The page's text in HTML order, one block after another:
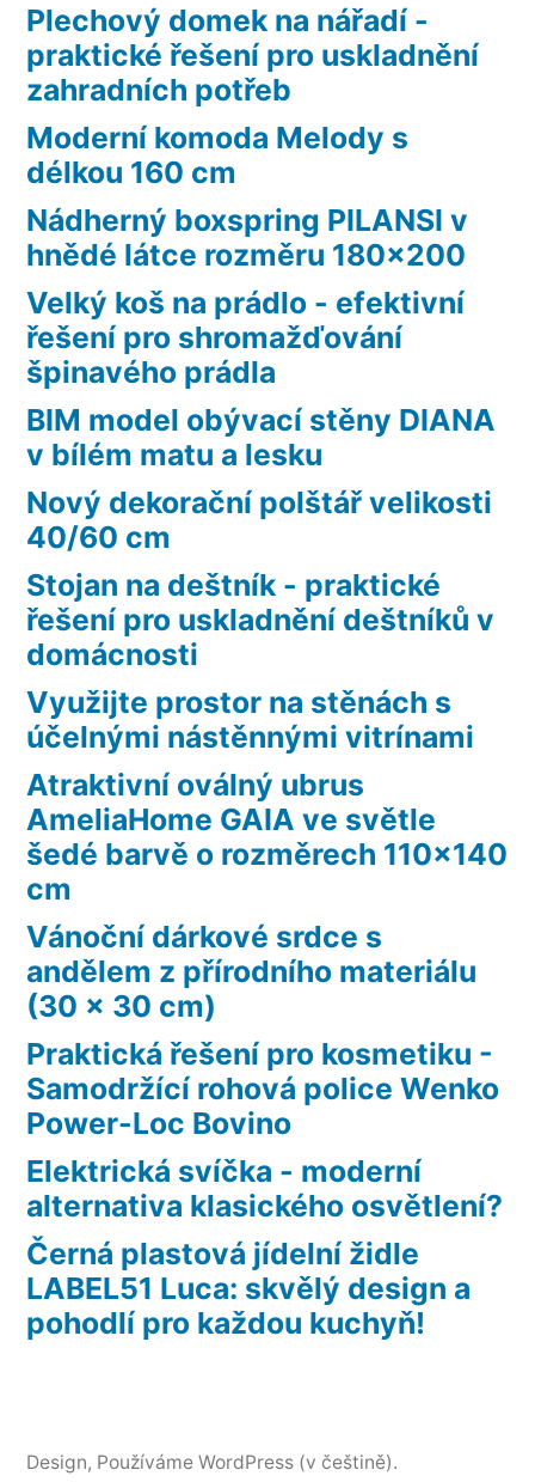
Plechový domek na nářadí -
praktické řešení pro uskladnění
zahradních potřeb
Moderní komoda Melody s
délkou 160 cm
Nádherný boxspring PILANSI v
hnědé látce rozměru 180×200
Velký koš na prádlo - efektivní
řešení pro shromažďování
špinavého prádla
BIM model obývací stěny DIANA
v bílém matu a lesku
Nový dekorační polštář velikosti
40/60 cm
Stojan na deštník - praktické
řešení pro uskladnění deštníků v
domácnosti
Využijte prostor na stěnách s
účelnými nástěnnými vitrínami
Atraktivní oválný ubrus
AmeliaHome GAIA ve světle
šedé barvě o rozměrech 110×140
cm
Vánoční dárkové srdce s
andělem z přírodního materiálu
(30 x 30 cm)
Praktická řešení pro kosmetiku -
Samodržící rohová police Wenko
Power-Loc Bovino
Elektrická svíčka - moderní
alternativa klasického osvětlení?
Černá plastová jídelní židle
LABEL51 Luca: skvělý design a
pohodlí pro každou kuchyň!
Design, Používáme WordPress (v češtině).